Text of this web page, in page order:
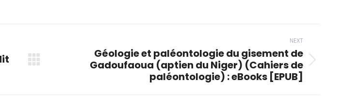
NEXT
Géologie et paléontologie du gisement de
Gadoufaoua (aptien du Niger) (Cahiers de
paléontologie) : eBooks [EPUB]